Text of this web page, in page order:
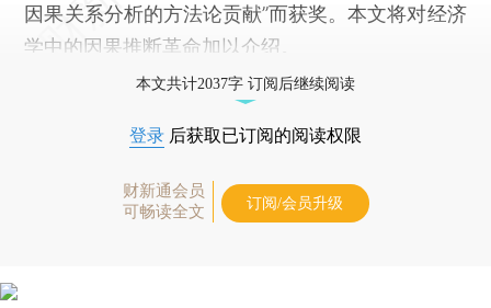
因果关系分析的方法论贡献”而获奖。本文将对经济
学中的因果推断革命加以介绍。
本文共计2037字 订阅后继续阅读
登录 后获取已订阅的阅读权限
财新通会员
可畅读全文
订阅/会员升级